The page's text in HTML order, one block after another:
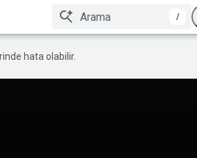
/
hata olabilir.